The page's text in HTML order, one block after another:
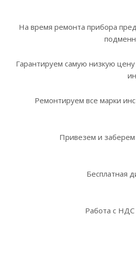
На время ремонта прибора
Гарантируем самую низкую
Ремонтируем все марки
Привезем и заберем
Бесплатная
Работа с